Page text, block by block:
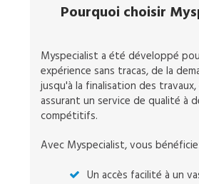
Pourquoi choisir
Myspecialist a été développé
expérience sans tracas, de la
jusqu'à la finalisation des
assurant un service de qualité à
compétitifs.
Avec Myspecialist, vous
Un accès facilité à un